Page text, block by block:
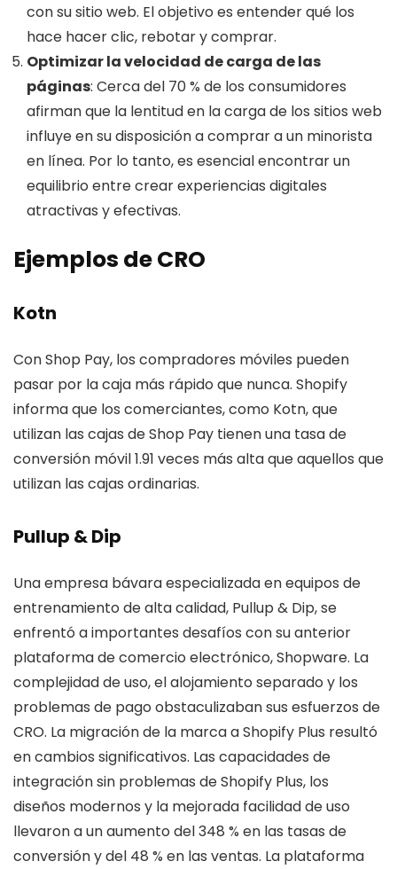
con su sitio web. El objetivo es entender qué los
hace hacer clic, rebotar y comprar.
Optimizar la velocidad de carga de las
páginas: Cerca del 70 % de los consumidores
afirman que la lentitud en la carga de los sitios web
influye en su disposición a comprar a un minorista
en línea. Por lo tanto, es esencial encontrar un
equilibrio entre crear experiencias digitales
atractivas y efectivas.
Ejemplos de CRO
Kotn
Con Shop Pay, los compradores móviles pueden
pasar por la caja más rápido que nunca. Shopify
informa que los comerciantes, como Kotn, que
utilizan las cajas de Shop Pay tienen una tasa de
conversión móvil 1.91 veces más alta que aquellos que
utilizan las cajas ordinarias.
Pullup & Dip
Una empresa bávara especializada en equipos de
entrenamiento de alta calidad, Pullup & Dip, se
enfrentó a importantes desafíos con su anterior
plataforma de comercio electrónico, Shopware. La
complejidad de uso, el alojamiento separado y los
problemas de pago obstaculizaban sus esfuerzos de
CRO. La migración de la marca a Shopify Plus resultó
en cambios significativos. Las capacidades de
integración sin problemas de Shopify Plus, los
diseños modernos y la mejorada facilidad de uso
llevaron a un aumento del 348 % en las tasas de
conversión y del 48 % en las ventas. La plataforma